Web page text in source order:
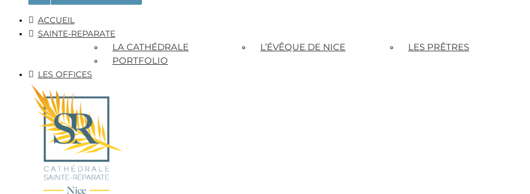
ACCUEIL
SAINTE-REPARATE
LA CATHÉDRALE L’ÉVÊQUE DE NICE LES PRÊTRES
PORTFOLIO
LES OFFICES